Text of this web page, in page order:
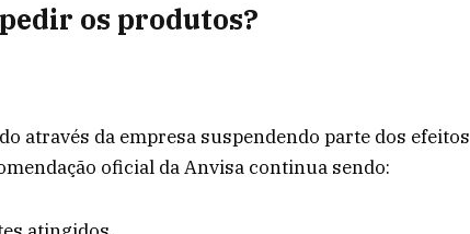
os produtos?
através da empresa suspendendo parte dos efeitos
oficial da Anvisa continua sendo: